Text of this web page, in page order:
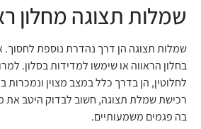
שמלות תצוגה מחלון
שמלות תצוגה הן דרך נהדרת נוספת לחסוך.
בחלון הראווה או שימשו למדידות בסלון.
לחלוטין, הן בדרך כלל במצב מצוין
רכישת שמלת תצוגה, חשוב לבדוק היטב את
בה פגמים משמעותיים.